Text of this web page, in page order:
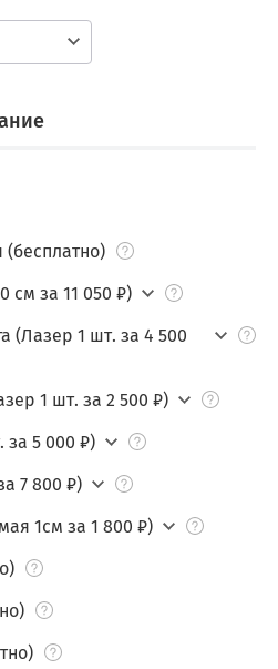
(бесплатно)
см за 11 050 ₽)
(Лазер 1 шт. за 4 500
1 шт. за 2 500 ₽)
за 5 000 ₽)
7 800 ₽)
1см за 1 800 ₽)